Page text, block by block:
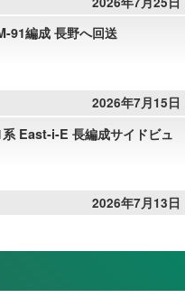
91編成 長野へ回送
2026年7月15日
East-i-E 長編成サイドビュ
2026年7月13日